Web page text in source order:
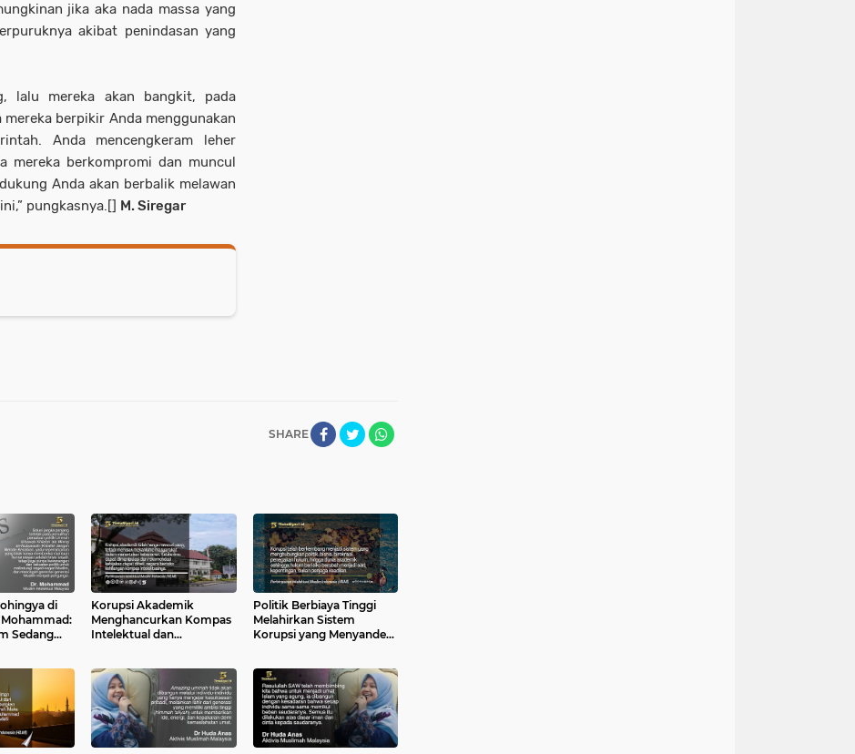
jika aka nada massa yang
akibat penindasan yang
lalu mereka akan bangkit, pada
berpikir Anda menggunakan
Anda mencengkeram leher
mereka berkompromi dan muncul
Anda akan berbalik melawan
pungkasnya.[] M. Siregar
SHARE
di
Mohammad:
Sedang
Korupsi Akademik
Menghancurkan Kompas
Intelektual dan
Politik Berbiaya Tinggi
Melahirkan Sistem
Korupsi yang Menyandera